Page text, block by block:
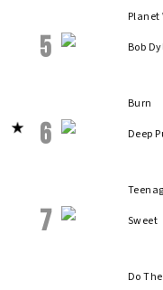
5
Planet
Bob
6
Burn
Deep
7
Sweet
Do